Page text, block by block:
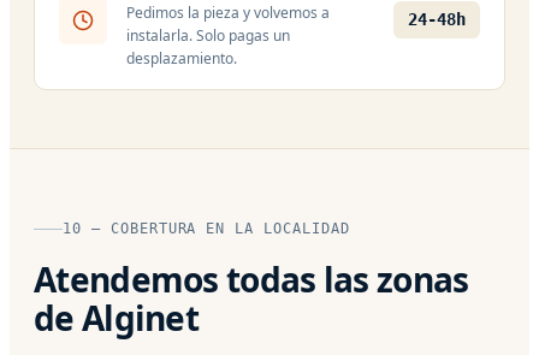
Pedimos la pieza y volvemos a
instalarla. Solo pagas un
desplazamiento.
24-48h
10 — COBERTURA EN LA LOCALIDAD
Atendemos todas las zonas
de Alginet